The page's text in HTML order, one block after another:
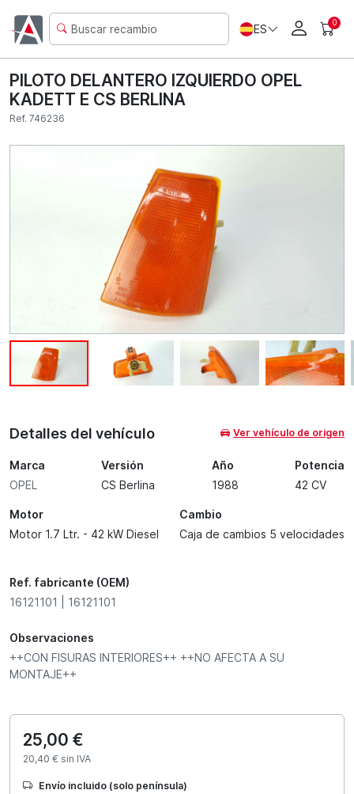
ES 0
PILOTO DELANTERO IZQUIERDO OPEL
KADETT E CS BERLINA
Ref. 746236
Detalles del vehículo Ver vehículo de origen
Marca
OPEL
Versión
CS Berlina
Año
1988
Potencia
42 CV
Motor
Motor 1.7 Ltr. - 42 kW Diesel
Cambio
Caja de cambios 5 velocidades
Ref. fabricante (OEM)
16121101 | 16121101
Observaciones
++CON FISURAS INTERIORES++ ++NO AFECTA A SU
MONTAJE++
25,00 €
20,40 € sin IVA
Envío incluido (solo península)